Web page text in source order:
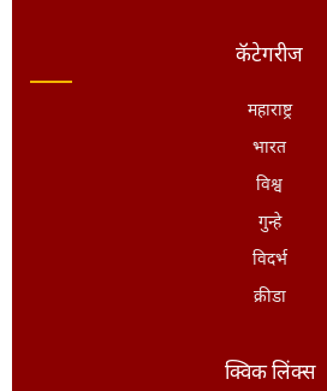
कॅटेगरीज
महाराष्ट्र
भारत
विश्व
गुन्हे
विदर्भ
क्रीडा
क्विक लिंक्स